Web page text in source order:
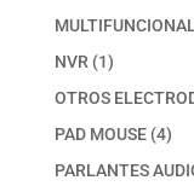
NVR 11
producto
OTROS
PAD MOUSE 44
PARLANTES